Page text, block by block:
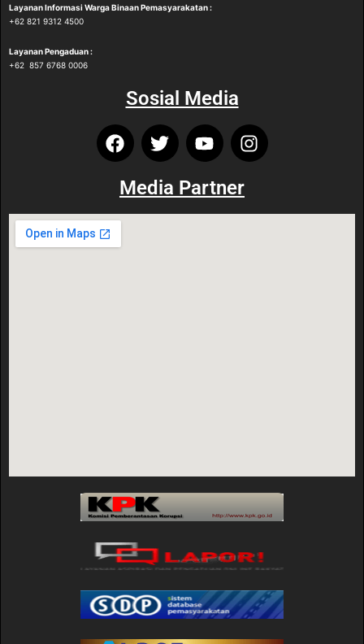
Layanan Informasi Warga Binaan Pemasyarakatan :
‪+62 821 9312 4500‬
Layanan Pengaduan :
‪+62 857 6768 0006
Sosial Media
Media Partner